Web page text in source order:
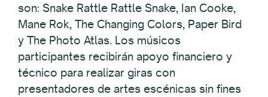
son: Snake Rattle Rattle Snake, Ian Cooke,
Mane Rok, The Changing Colors, Paper Bird
y The Photo Atlas. Los músicos
participantes recibirán apoyo financiero y
técnico para realizar giras con
presentadores de artes escénicas sin fines